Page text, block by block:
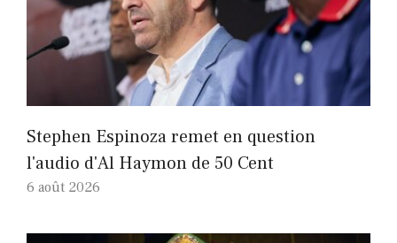
Stephen Espinoza remet en question
l'audio d'Al Haymon de 50 Cent
6 août 2026